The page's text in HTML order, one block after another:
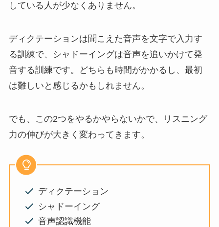
している人が少なくありません。
ディクテーションは聞こえた音声を文字で入力す
る訓練で、シャドーイングは音声を追いかけて発
音する訓練です。どちらも時間がかかるし、最初
は難しいと感じるかもしれません。
でも、この2つをやるかやらないかで、リスニング
力の伸びが大きく変わってきます。
ディクテーション
シャドーイング
音声認識機能